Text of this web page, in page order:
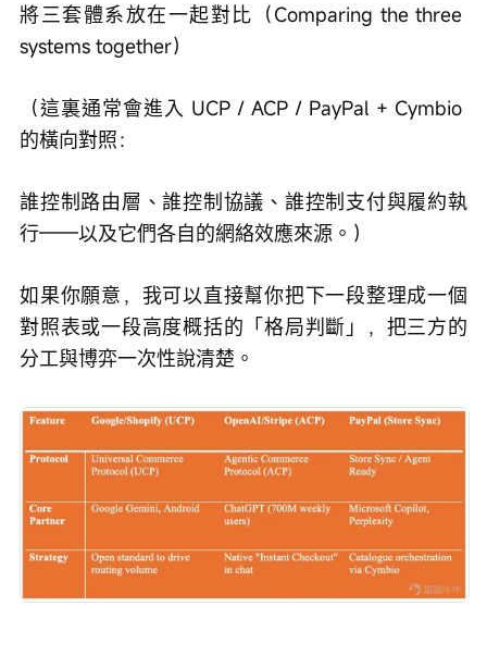
將三套體系放在一起對比（Comparing the three
systems together）
（這裏通常會進入 UCP / ACP / PayPal + Cymbio
的橫向對照：
誰控制路由層、誰控制協議、誰控制支付與履約執
行——以及它們各自的網絡效應來源。）
如果你願意，我可以直接幫你把下一段整理成一個
對照表或一段高度概括的「格局判斷」，把三方的
分工與博弈一次性說清楚。